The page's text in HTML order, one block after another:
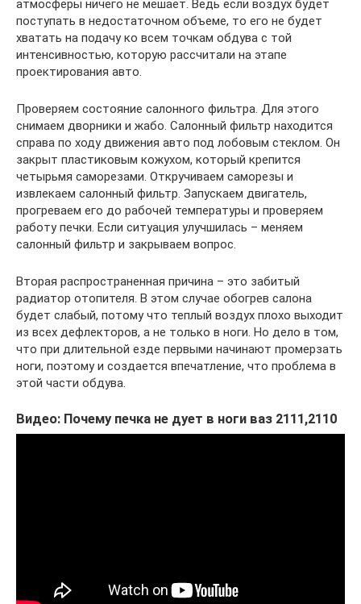
атмосферы ничего не мешает. Ведь если воздух будет
поступать в недостаточном объеме, то его не будет
хватать на подачу ко всем точкам обдува с той
интенсивностью, которую рассчитали на этапе
проектирования авто.
Проверяем состояние салонного фильтра. Для этого
снимаем дворники и жабо. Салонный фильтр находится
справа по ходу движения авто под лобовым стеклом. Он
закрыт пластиковым кожухом, который крепится
четырьмя саморезами. Откручиваем саморезы и
извлекаем салонный фильтр. Запускаем двигатель,
прогреваем его до рабочей температуры и проверяем
работу печки. Если ситуация улучшилась – меняем
салонный фильтр и закрываем вопрос.
Вторая распространенная причина – это забитый
радиатор отопителя. В этом случае обогрев салона
будет слабый, потому что теплый воздух плохо выходит
из всех дефлекторов, а не только в ноги. Но дело в том,
что при длительной езде первыми начинают промерзать
ноги, поэтому и создается впечатление, что проблема в
этой части обдува.
Видео: Почему печка не дует в ноги ваз 2111,2110